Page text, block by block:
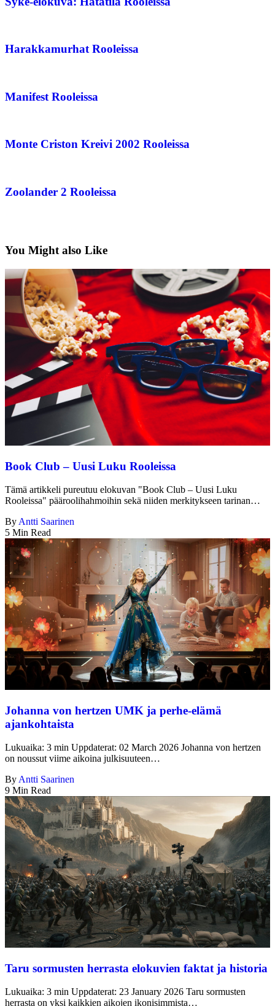
Harakkamurhat Rooleissa
Manifest Rooleissa
Monte Criston Kreivi 2002 Rooleissa
Zoolander 2 Rooleissa
You Might also Like
Book Club – Uusi Luku Rooleissa
Tämä artikkeli pureutuu elokuvan "Book Club – Uusi Luku
Rooleissa" pääroolihahmoihin sekä niiden merkitykseen tarinan…
By Antti Saarinen
5 Min Read
Johanna von hertzen UMK ja perhe-elämä
ajankohtaista
Lukuaika: 3 min Uppdaterat: 02 March 2026 Johanna von hertzen
on noussut viime aikoina julkisuuteen…
By Antti Saarinen
9 Min Read
Taru sormusten herrasta elokuvien faktat ja historia
Lukuaika: 3 min Uppdaterat: 23 January 2026 Taru sormusten
herrasta on yksi kaikkien aikojen ikonisimmista…